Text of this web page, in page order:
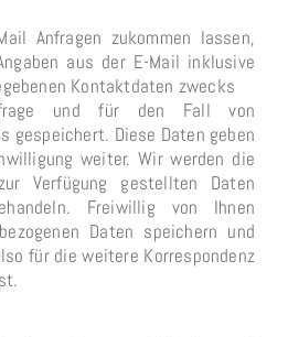
Anfragen zukommen lassen,
aus der E-Mail inklusive
Kontaktdaten zwecks
und für den Fall von
gespeichert. Diese Daten geben
weiter. Wir werden die
Verfügung gestellten Daten
Freiwillig von Ihnen
Daten speichern und
für die weitere Korrespondenz